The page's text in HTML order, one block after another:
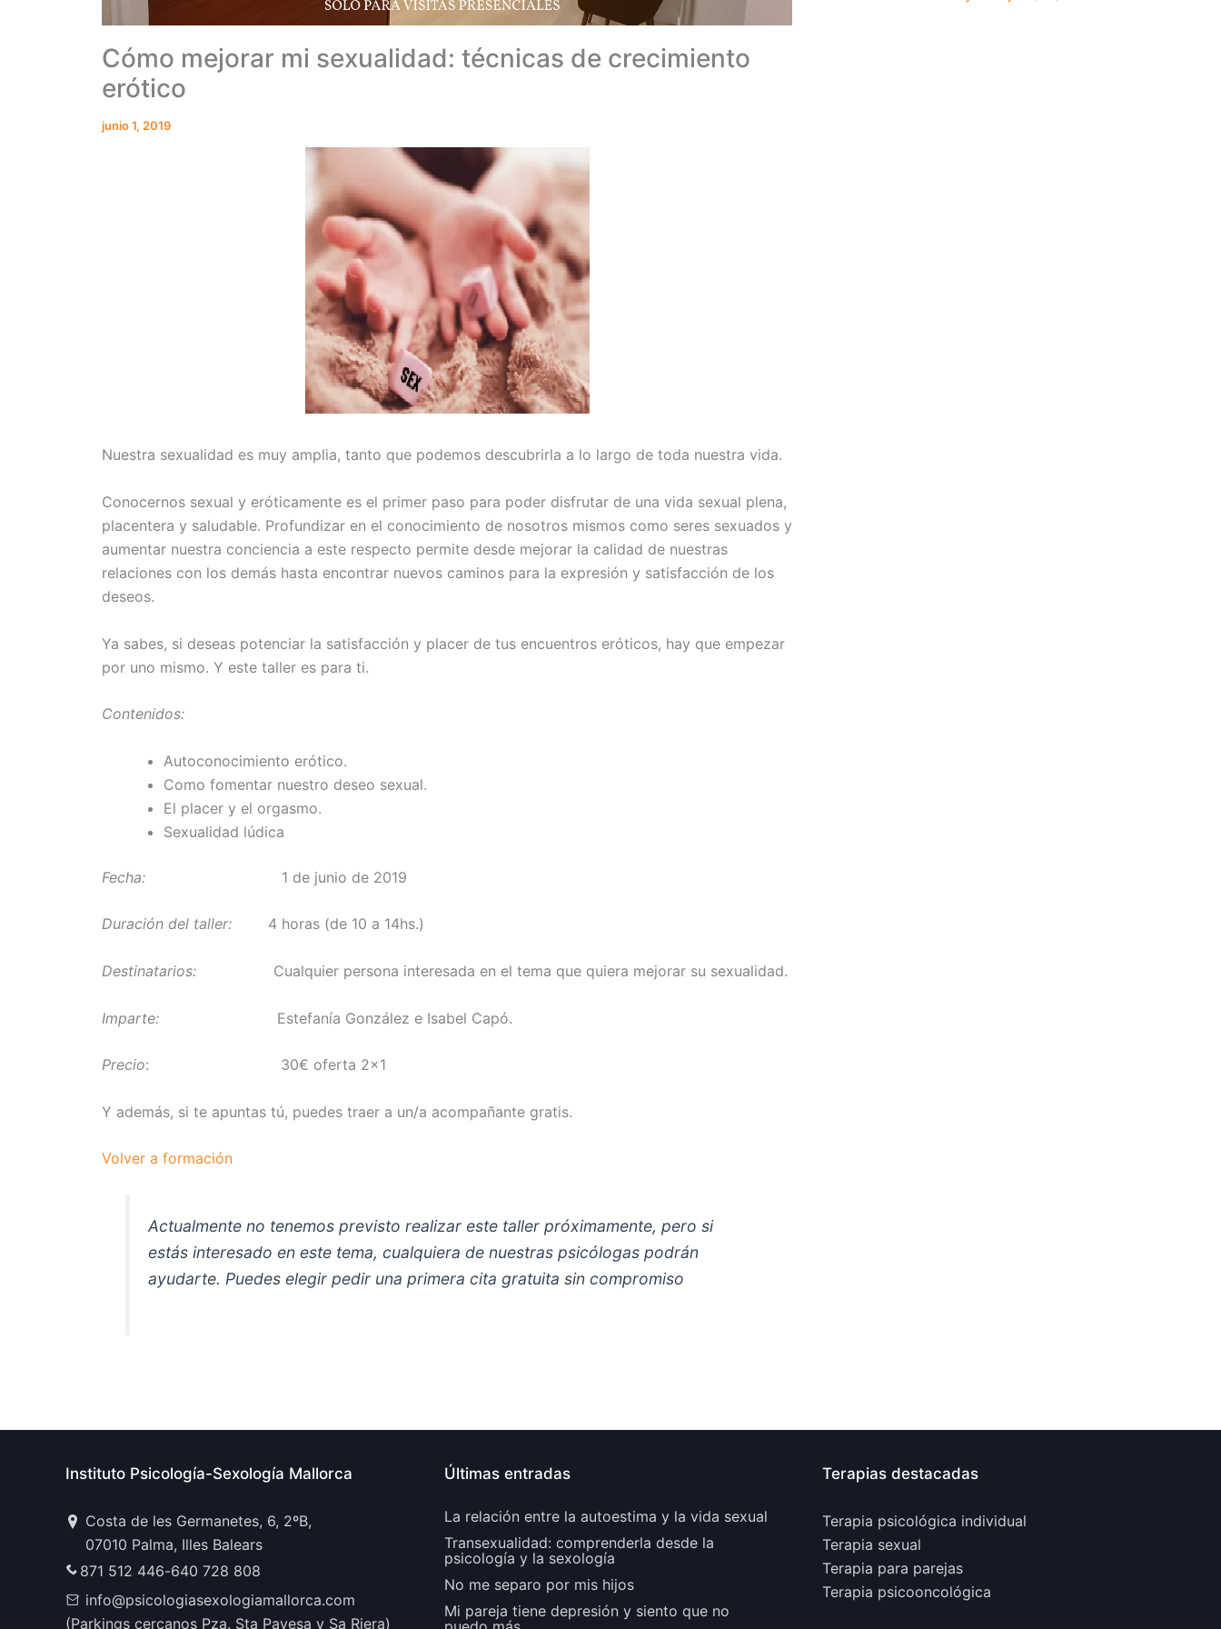
Cómo mejorar mi sexualidad: técnicas de crecimiento
erótico
junio 1, 2019
Nuestra sexualidad es muy amplia, tanto que podemos descubrirla a lo largo de toda nuestra vida.
Conocernos sexual y eróticamente es el primer paso para poder disfrutar de una vida sexual plena,
placentera y saludable. Profundizar en el conocimiento de nosotros mismos como seres sexuados y
aumentar nuestra conciencia a este respecto permite desde mejorar la calidad de nuestras
relaciones con los demás hasta encontrar nuevos caminos para la expresión y satisfacción de los
deseos.
Ya sabes, si deseas potenciar la satisfacción y placer de tus encuentros eróticos, hay que empezar
por uno mismo. Y este taller es para ti.
Contenidos:
Autoconocimiento erótico.
Como fomentar nuestro deseo sexual.
El placer y el orgasmo.
Sexualidad lúdica
Fecha: 1 de junio de 2019
Duración del taller: 4 horas (de 10 a 14hs.)
Destinatarios: Cualquier persona interesada en el tema que quiera mejorar su sexualidad.
Imparte: Estefanía González e Isabel Capó.
Precio: 30€ oferta 2×1
Y además, si te apuntas tú, puedes traer a un/a acompañante gratis.
Volver a formación
Actualmente no tenemos previsto realizar este taller próximamente, pero si
estás interesado en este tema, cualquiera de nuestras psicólogas podrán
ayudarte. Puedes elegir pedir una primera cita gratuita sin compromiso
Instituto Psicología-Sexología Mallorca
Costa de les Germanetes, 6, 2ºB,
07010 Palma, Illes Balears
871 512 446-640 728 808
info@psicologiasexologiamallorca.com
(Parkings cercanos Pza. Sta Payesa y Sa Riera)
Últimas entradas
La relación entre la autoestima y la vida sexual
Transexualidad: comprenderla desde la
psicología y la sexología
No me separo por mis hijos
Mi pareja tiene depresión y siento que no
Terapias destacadas
Terapia psicológica individual
Terapia sexual
Terapia para parejas
Terapia psicooncológica